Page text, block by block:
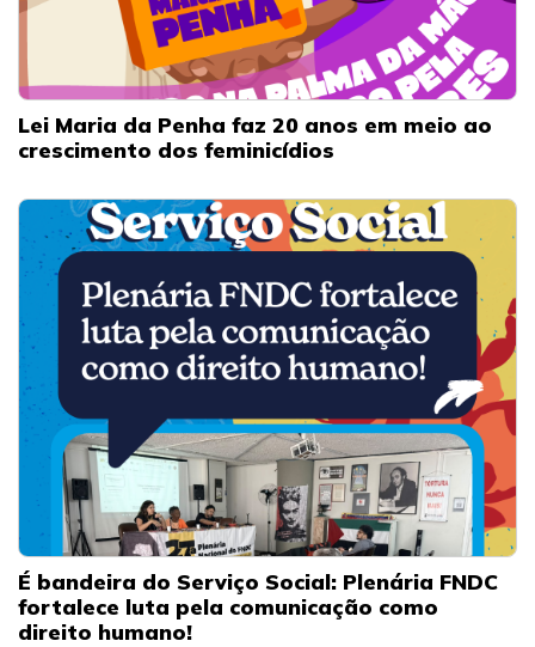
Lei Maria da Penha faz 20 anos em meio ao
crescimento dos feminicídios
É bandeira do Serviço Social: Plenária FNDC
fortalece luta pela comunicação como
direito humano!